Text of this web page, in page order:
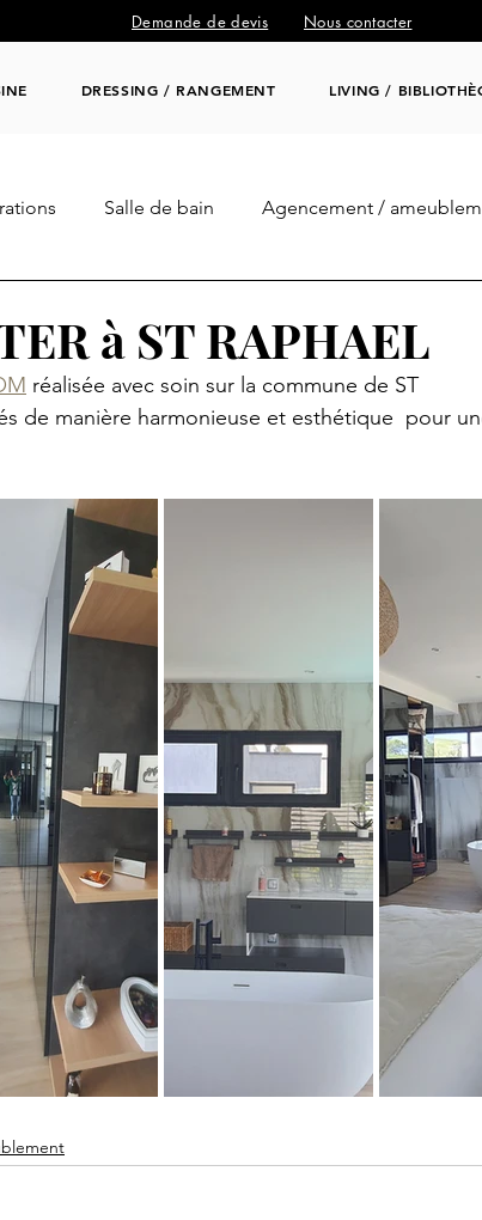
Demande de devis Nous contacter
DRESSING / RANGEMENT LIVING /
Salle de bain Agencement /
à ST RAPHAEL
réalisée avec soin sur la commune de ST
de manière harmonieuse et esthétique  pour